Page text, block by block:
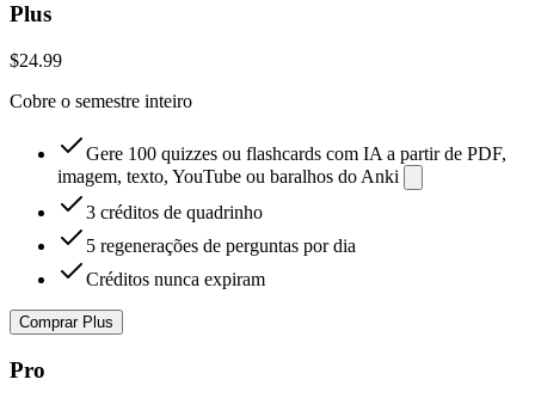
Plus
$24.99
Cobre o semestre inteiro
Gere 100 quizzes ou flashcards com IA a partir de PDF,
imagem, texto, YouTube ou baralhos do Anki
3 créditos de quadrinho
5 regenerações de perguntas por dia
Créditos nunca expiram
Comprar Plus
Pro